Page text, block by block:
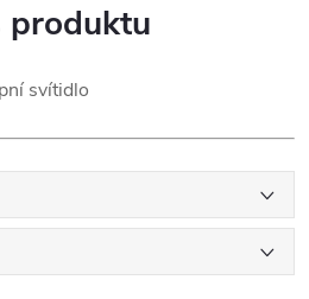
produktu
svítidlo